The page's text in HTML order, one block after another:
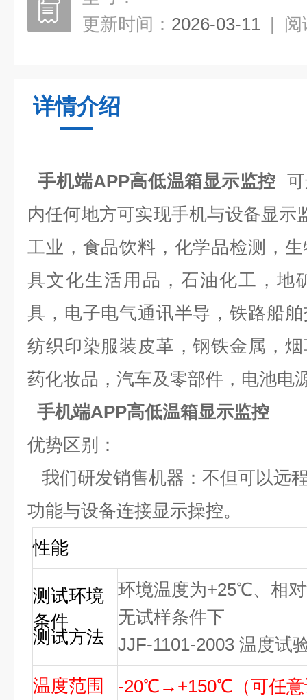
更新时间： 2026-03-11 | 阅
详情介绍
手机端APP高低温箱显示监控
内任何地方可实现手机与设备显示
工业，食品饮料，化学品检测，
具文化生活用品，石油化工，地
具，电子电气通讯半导，铁路船
纺织印染服装皮革，钢铁金属，
药化妆品，汽车及零部件，电池电
手机端APP高低温箱显示监控
优势区别：
我们研发销售机器：不但可以远
功能与设备连接显示操控。
性能
测试环境
条件
测试方法
环境温度为+25℃、相
无试样条件下
JJF-1101-2003 温度试
温度范围
-20℃→+150℃（可任意